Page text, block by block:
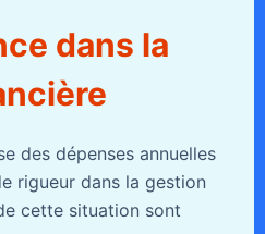
dans la
des dépenses annuelles
rigueur dans la gestion
cette situation sont